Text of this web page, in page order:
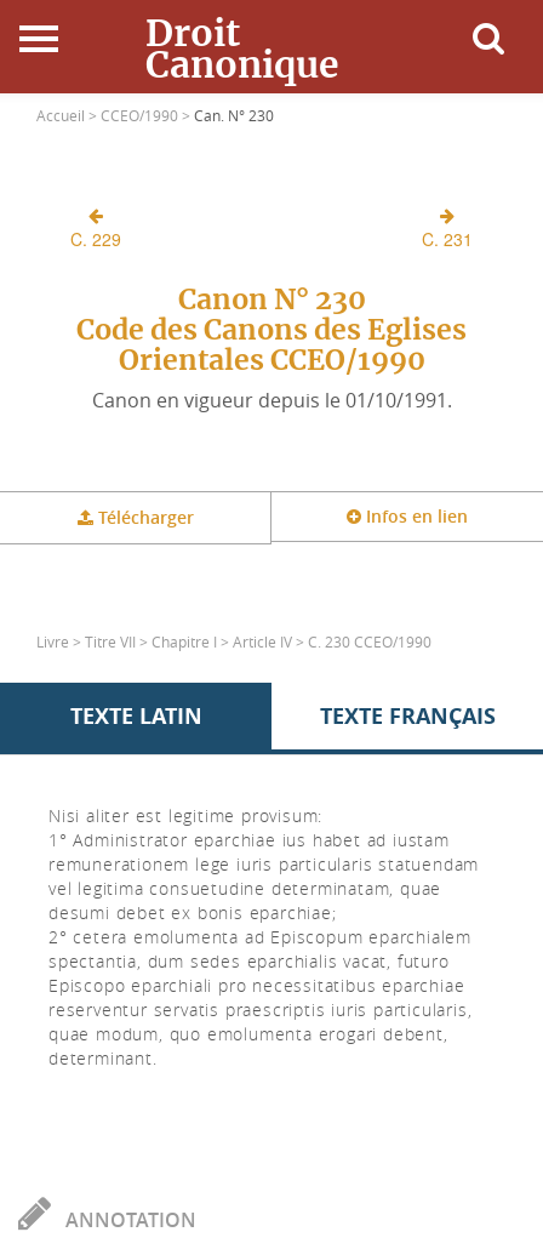
Droit
Canonique
Accueil
Ressources
Connexion
Accueil > CCEO/1990 > Can. N° 230
C. 229 C. 231
Canon N° 230
Code des Canons des Eglises
Orientales CCEO/1990
Canon en vigueur depuis le 01/10/1991.
Télécharger Infos en lien
Livre > Titre VII > Chapitre I > Article IV > C. 230 CCEO/1990
TEXTE LATIN TEXTE FRANÇAIS
Nisi aliter est legitime provisum:
1° Administrator eparchiae ius habet ad iustam
remunerationem lege iuris particularis statuendam
vel legitima consuetudine determinatam, quae
desumi debet ex bonis eparchiae;
2° cetera emolumenta ad Episcopum eparchialem
spectantia, dum sedes eparchialis vacat, futuro
Episcopo eparchiali pro necessitatibus eparchiae
reserventur servatis praescriptis iuris particularis,
quae modum, quo emolumenta erogari debent,
determinant.
ANNOTATION